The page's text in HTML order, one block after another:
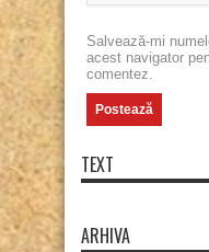
Salvează-mi
acest navigator
comentez.
TEXT
ARHIVA